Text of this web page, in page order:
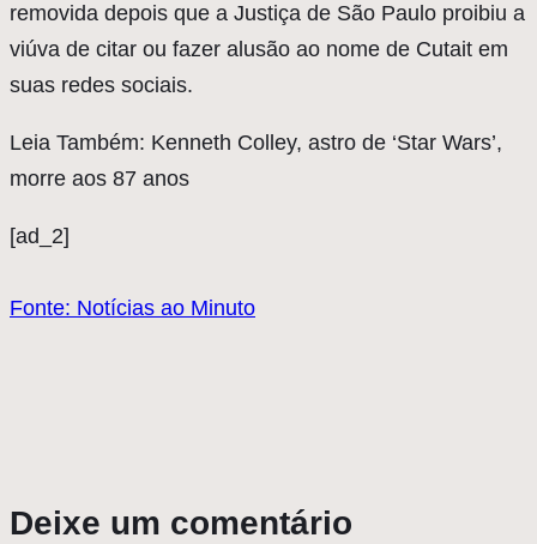
removida depois que a Justiça de São Paulo proibiu a
viúva de citar ou fazer alusão ao nome de Cutait em
suas redes sociais.
Leia Também: Kenneth Colley, astro de ‘Star Wars’,
morre aos 87 anos
[ad_2]
Fonte: Notícias ao Minuto
Deixe um comentário